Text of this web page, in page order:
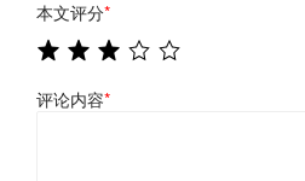
本文评分*
评论内容*